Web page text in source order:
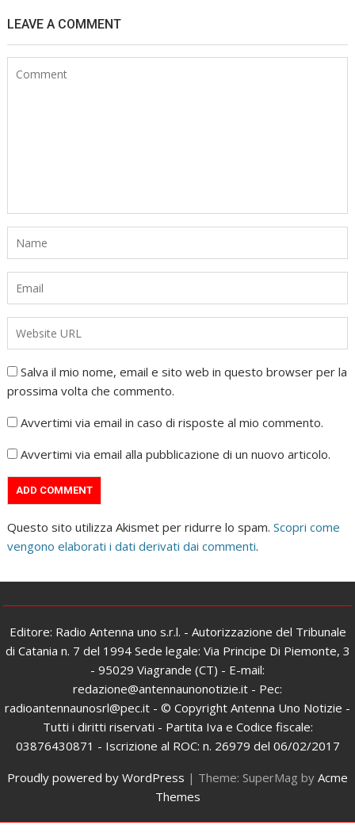
LEAVE A COMMENT
Salva il mio nome, email e sito web in questo browser per la
prossima volta che commento.
Avvertimi via email in caso di risposte al mio commento.
Avvertimi via email alla pubblicazione di un nuovo articolo.
Questo sito utilizza Akismet per ridurre lo spam.Scopri come
vengono elaborati i dati derivati dai commenti.
Editore: Radio Antenna uno s.r.l. - Autorizzazione del Tribunale
di Catania n. 7 del 1994 Sede legale: Via Principe Di Piemonte, 3
- 95029 Viagrande (CT) - E-mail:
redazione@antennaunonotizie.it - Pec:
radioantennaunosrl@pec.it - © Copyright Antenna Uno Notizie -
Tutti i diritti riservati - Partita Iva e Codice fiscale:
03876430871 - Iscrizione al ROC: n. 26979 del 06/02/2017
Proudly powered by WordPress | Theme: SuperMag by Acme
Themes